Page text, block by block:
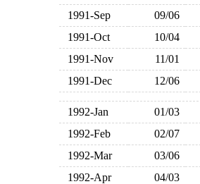
1991-Sep
09/06
1991-Oct
10/04
1991-Nov
11/01
1991-Dec
12/06
1992-Jan 01/03
1992-Feb
02/07
1992-Mar
03/06
1992-Apr
04/03